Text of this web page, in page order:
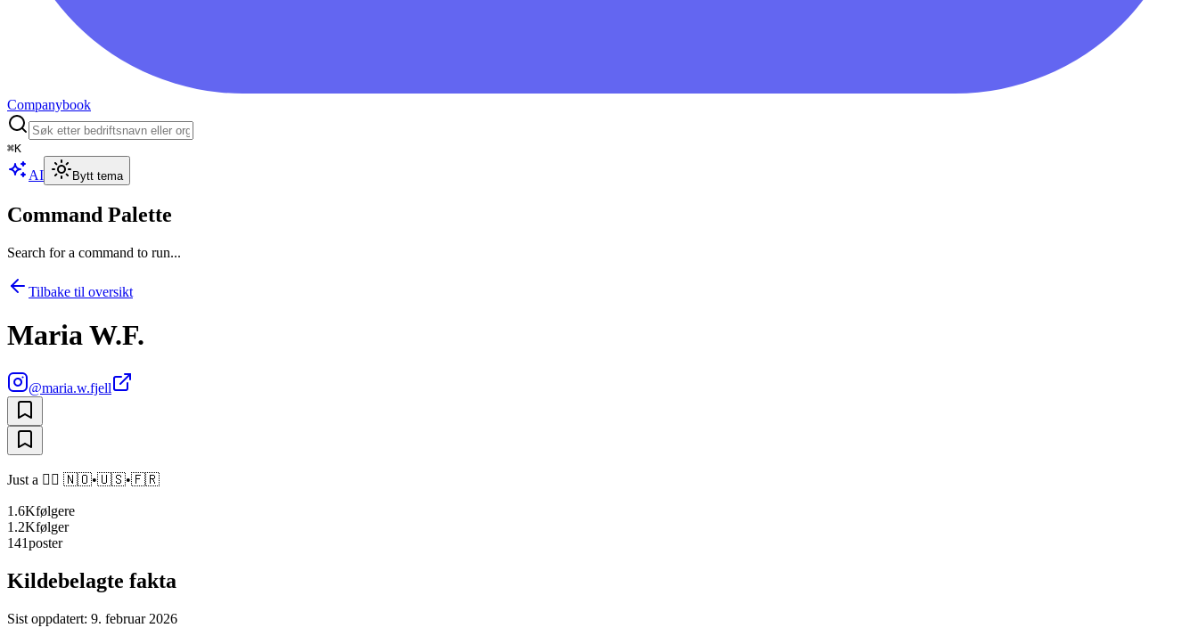
Companybook
⌘K
AI Bytt tema
Command Palette
Search for a command to run...
Tilbake til oversikt
Maria W.F.
@maria.w.fjell
Just a 👱‍♀️ 🇳🇴•🇺🇸•🇫🇷
1.6Kfølgere
1.2Kfølger
141poster
Kildebelagte fakta
Sist oppdatert: 9. februar 2026